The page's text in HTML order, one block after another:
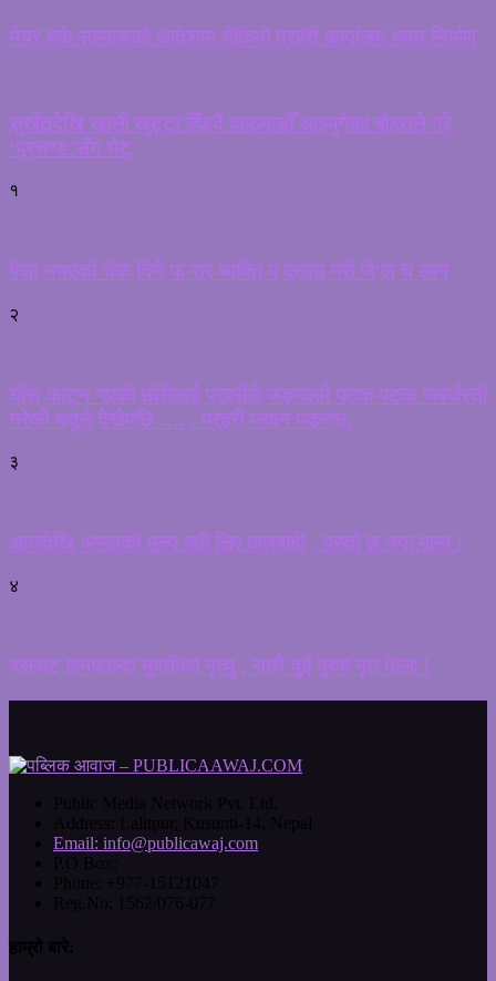
मेयर हर्क साम्पाङको आदेशमा रोकियो प्रहरी कार्यालय भवन निर्माण
सुर्खेतदेखि खाली खुट्टा हिँड्दै काठमाडौँ आइपुगेका बोहराले गरे
‘प्रचण्ड’सँग भेट
१
पैसा नभएको चेक दिने फ रार ब्यक्ति प क्राउ गरी जे’ल च लान
२
घाँस काट्न गएकी छोरीलाई प्रहरीले जङ्गलमै पटक पटक जबर्जस्ती
गरेको बावुले देखेपछि …. , प्रहरी जवान पक्राउ,
३
आजदेखि अण्डाको मूल्य बढी लिए कारवाही , यस्तो छ नया मूल्य !
४
बसबाट हामफाल्दा युवतीको मृत्यु , साथै दुई पुरुष मृत फेला !
Email: info@publicawaj.com